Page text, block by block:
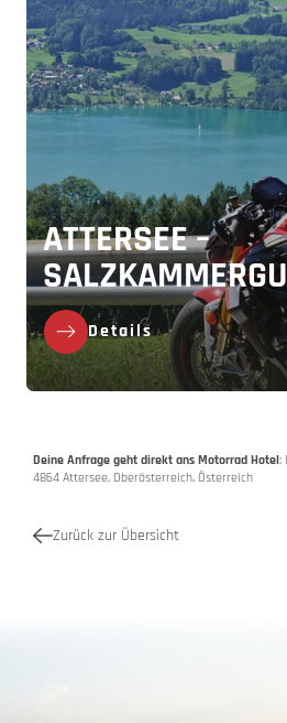
ATTERSEE –
Details
Deine Anfrage geht direkt ans Motorrad Hotel:
4864 Attersee, Oberösterreich, Österreich
Zurück zur Übersicht